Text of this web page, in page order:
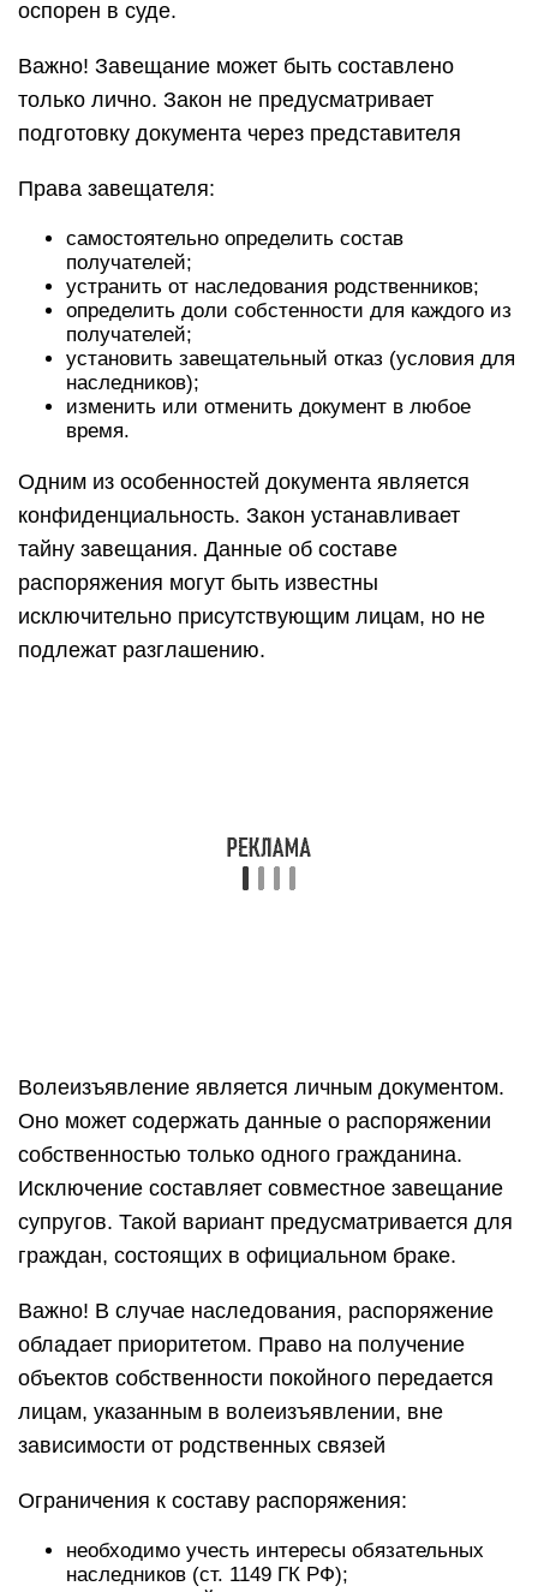
оспорен в суде.
Важно! Завещание может быть составлено
только лично. Закон не предусматривает
подготовку документа через представителя
Права завещателя:
самостоятельно определить состав
получателей;
устранить от наследования родственников;
определить доли собстенности для каждого из
получателей;
установить завещательный отказ (условия для
наследников);
изменить или отменить документ в любое
время.
Одним из особенностей документа является
конфиденциальность. Закон устанавливает
тайну завещания. Данные об составе
распоряжения могут быть известны
исключительно присутствующим лицам, но не
подлежат разглашению.
Волеизъявление является личным документом.
Оно может содержать данные о распоряжении
собственностью только одного гражданина.
Исключение составляет совместное завещание
супругов. Такой вариант предусматривается для
граждан, состоящих в официальном браке.
Важно! В случае наследования, распоряжение
обладает приоритетом. Право на получение
объектов собственности покойного передается
лицам, указанным в волеизъявлении, вне
зависимости от родственных связей
Ограничения к составу распоряжения:
необходимо учесть интересы обязательных
наследников (ст. 1149 ГК РФ);